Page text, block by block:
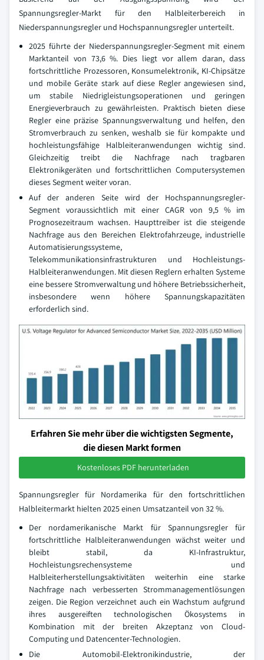
Spannungsregler-Markt für den Halbleiterbereich in
Niederspannungsregler und Hochspannungsregler unterteilt.
2025 führte der Niederspannungsregler-Segment mit einem
Marktanteil von 73,6 %. Dies liegt vor allem daran, dass
fortschrittliche Prozessoren, Konsumelektronik, KI-Chipsätze
und mobile Geräte stark auf diese Regler angewiesen sind,
um stabile Niedrigleistungsoperationen und geringen
Energieverbrauch zu gewährleisten. Praktisch bieten diese
Regler eine präzise Spannungsverwaltung und helfen, den
Stromverbrauch zu senken, weshalb sie für kompakte und
hochleistungsfähige Halbleiteranwendungen wichtig sind.
Gleichzeitig treibt die Nachfrage nach tragbaren
Elektronikgeräten und fortschrittlichen Computersystemen
dieses Segment weiter voran.
Auf der anderen Seite wird der Hochspannungsregler-
Segment voraussichtlich mit einer CAGR von 9,5 % im
Prognosezeitraum wachsen. Haupttreiber ist die steigende
Nachfrage aus den Bereichen Elektrofahrzeuge, industrielle
Automatisierungssysteme,
Telekommunikationsinfrastrukturen und Hochleistungs-
Halbleiteranwendungen. Mit diesen Reglern erhalten Systeme
eine bessere Stromverwaltung und höhere Betriebssicherheit,
insbesondere wenn höhere Spannungskapazitäten
erforderlich sind.
Erfahren Sie mehr über die wichtigsten Segmente,
die diesen Markt formen
Kostenloses PDF herunterladen
Spannungsregler für Nordamerika für den fortschrittlichen
Halbleitermarkt hielten 2025 einen Umsatzanteil von 32 %.
Der nordamerikanische Markt für Spannungsregler für
fortschrittliche Halbleiteranwendungen wächst weiter und
bleibt stabil, da KI-Infrastruktur,
Hochleistungsrechensysteme und
Halbleiterherstellungsaktivitäten weiterhin eine starke
Nachfrage nach verbesserten Strommanagementlösungen
zeigen. Die Region verzeichnet auch ein Wachstum aufgrund
ihres ausgereiften technologischen Ökosystems in
Kombination mit der breiten Akzeptanz von Cloud-
Computing und Datencenter-Technologien.
Die Automobil-Elektronikindustrie, der